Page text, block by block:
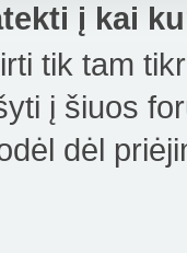
į kai
tik tam
į šiuos
dėl